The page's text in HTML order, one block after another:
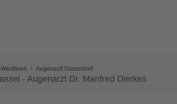
Augenarzt Düsseldorf
- Augenarzt Dr. Manfred Dierkes